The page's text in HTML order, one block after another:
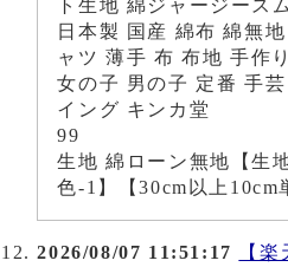
ト生地 綿ジャージース
日本製 国産 綿布 綿無
ャツ 薄手 布 布地 手作
女の子 男の子 定番 手
イング キンカ堂
99
生地 綿ローン無地【生
色-1】【30cm以上10cm
2026/08/07 11:51:17
【